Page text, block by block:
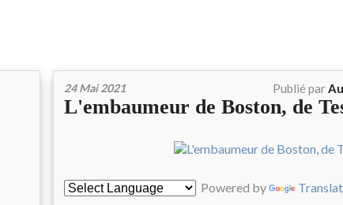
24 Mai 2021 Publié par
L'embaumeur de Boston, de
Powered by